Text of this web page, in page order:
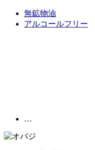
無鉱物油
アルコールフリー
…